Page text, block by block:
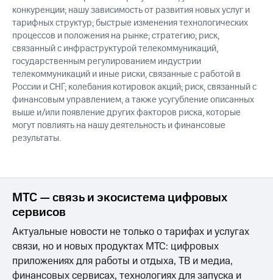
конкуренции; нашу зависимость от развития новых услуг и
тарифных структур; быстрые изменения технологических
процессов и положения на рынке; стратегию; риск,
связанный с инфраструктурой телекоммуникаций,
государственным регулированием индустрии
телекоммуникаций и иные риски, связанные с работой в
России и СНГ; колебания котировок акций; риск, связанный с
финансовым управлением, а также усугубление описанных
выше и/или появление других факторов риска, которые
могут повлиять на нашу деятельность и финансовые
результаты.
МТС — связь и экосистема цифровых
сервисов
Актуальные новости не только о тарифах и услугах
связи, но и новых продуктах МТС: цифровых
приложениях для работы и отдыха, ТВ и медиа,
финансовых сервисах, технологиях для запуска и